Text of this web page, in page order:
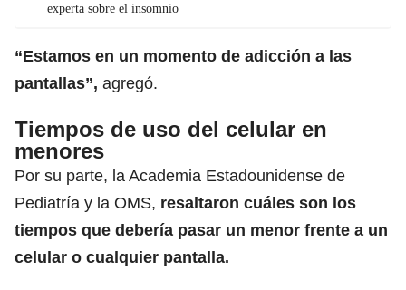
experta sobre el insomnio
“Estamos en un momento de adicción a las
pantallas”, agregó.
Tiempos de uso del celular en
menores
Por su parte, la Academia Estadounidense de
Pediatría y la OMS, resaltaron cuáles son los
tiempos que debería pasar un menor frente a un
celular o cualquier pantalla.